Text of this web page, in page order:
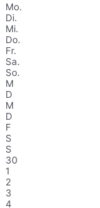
Mo.
Di.
Mi.
Do.
Fr.
Sa.
So.
M
D
M
D
F
S
S
30
1
2
3
4